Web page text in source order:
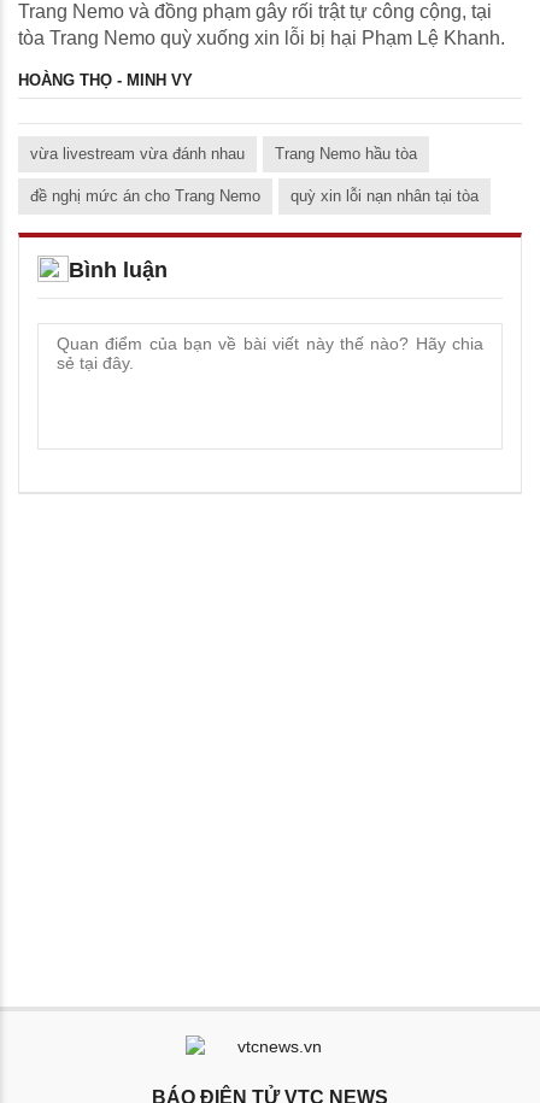
Trang Nemo và đồng phạm gây rối trật tự công cộng, tại
tòa Trang Nemo quỳ xuống xin lỗi bị hại Phạm Lệ Khanh.
HOÀNG THỌ - MINH VY
vừa livestream vừa đánh nhau Trang Nemo hầu tòa
đề nghị mức án cho Trang Nemo quỳ xin lỗi nạn nhân tại tòa
Bình luận
BÁO ĐIỆN TỬ VTC NEWS